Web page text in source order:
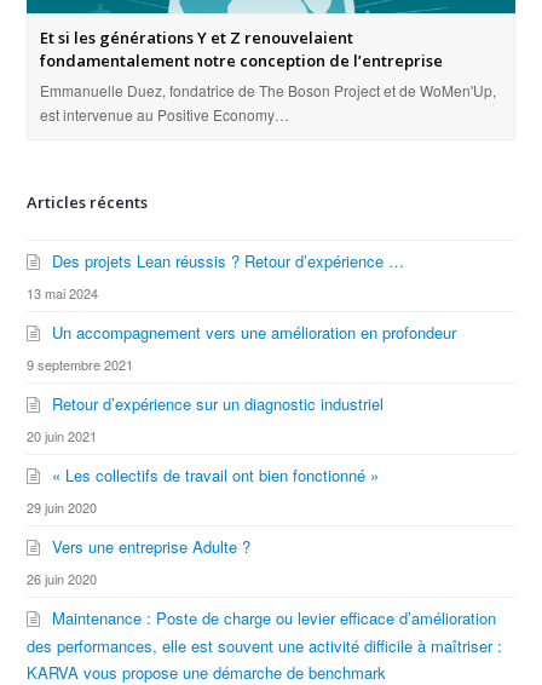
Et si les générations Y et Z renouvelaient
fondamentalement notre conception de l’entreprise
Emmanuelle Duez, fondatrice de The Boson Project et de WoMen'Up,
est intervenue au Positive Economy…
Articles récents
Des projets Lean réussis ? Retour d’expérience …
13 mai 2024
Un accompagnement vers une amélioration en profondeur
9 septembre 2021
Retour d’expérience sur un diagnostic industriel
20 juin 2021
« Les collectifs de travail ont bien fonctionné »
29 juin 2020
Vers une entreprise Adulte ?
26 juin 2020
Maintenance : Poste de charge ou levier efficace d’amélioration
des performances, elle est souvent une activité difficile à maîtriser :
KARVA vous propose une démarche de benchmark